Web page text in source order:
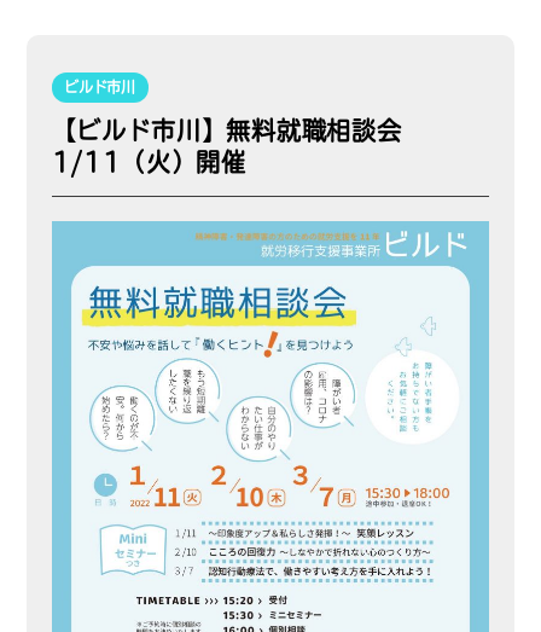
ビルド市川
【ビルド市川】無料就職相談会
1/11（火）開催